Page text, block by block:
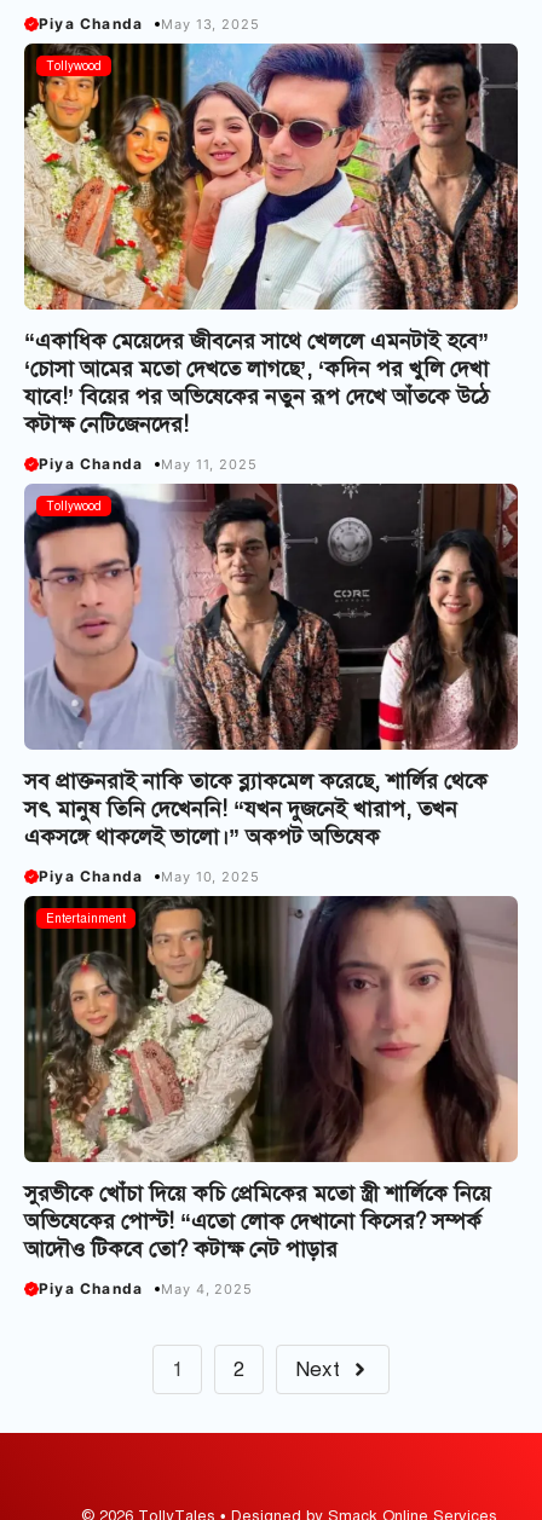
Piya Chanda May 13, 2025
Tollywood
“একাধিক মেয়েদের জীবনের সাথে খেললে এমনটাই হবে”
‘চোসা আমের মতো দেখতে লাগছে’, ‘কদিন পর খুলি দেখা
যাবে!’ বিয়ের পর অভিষেকের নতুন রূপ দেখে আঁতকে উঠে
কটাক্ষ নেটিজেনদের!
Piya Chanda May 11, 2025
Tollywood
সব প্রাক্তনরাই নাকি তাকে ব্ল্যাকমেল করেছে, শার্লির থেকে
সৎ মানুষ তিনি দেখেননি! “যখন দুজনেই খারাপ, তখন
একসঙ্গে থাকলেই ভালো।” অকপট অভিষেক
Piya Chanda May 10, 2025
Entertainment
সুরভীকে খোঁচা দিয়ে কচি প্রেমিকের মতো স্ত্রী শার্লিকে নিয়ে
অভিষেকের পোস্ট! “এতো লোক দেখানো কিসের? সম্পর্ক
আদৌও টিকবে তো? কটাক্ষ নেট পাড়ার
Piya Chanda May 4, 2025
1 2 Next